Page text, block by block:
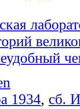
1934, сб.